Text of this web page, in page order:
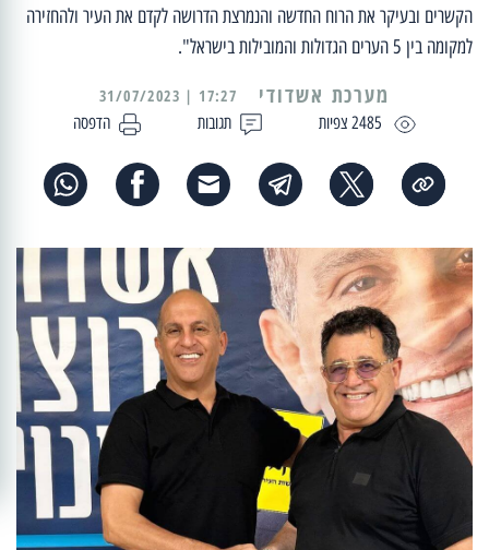
הקשרים ובעיקר את הרוח החדשה והנמרצת הדרושה לקדם את העיר ולהחזירה
למקומה בין 5 הערים הגדולות והמובילות בישראל".
2485 צפיות תגובות הדפסה
מערכת אשדודי 17:27 | 31/07/2023